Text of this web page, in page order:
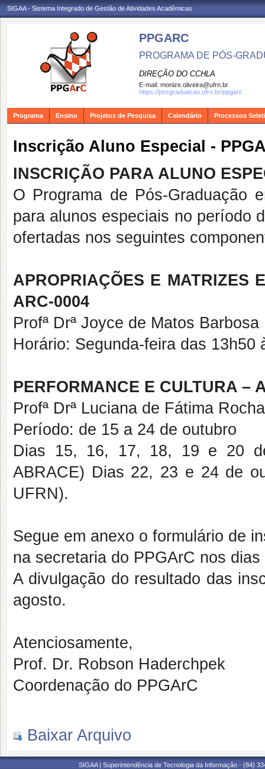
SIGAA - Sistema Integrado de Gestão de Atividades Acadêmicas
PPGARC
PROGRAMA DE PÓS-
DIREÇÃO DO CCHLA
E-mail: monize.oliveira@ufrn.br
https://posgraduacao.ufrn.br/ppgarc
Programa Ensino Projetos de Pesquisa Calendário Processos
Inscrição Aluno Especial -
INSCRIÇÃO PARA ALUNO
O Programa de Pós-Graduação
para alunos especiais no período
ofertadas nos seguintes
APROPRIAÇÕES E MATRIZES
ARC-0004
Profª Drª Joyce de Matos Barbosa
Horário: Segunda-feira das 13h50
PERFORMANCE E CULTURA –
Profª Drª Luciana de Fátima
Período: de 15 a 24 de outubro
Dias 15, 16, 17, 18, 19 e 20
ABRACE) Dias 22, 23 e 24 de
UFRN).
Segue em anexo o formulário de
na secretaria do PPGArC nos
A divulgação do resultado das
agosto.
Atenciosamente,
Prof. Dr. Robson Haderchpek
Coordenação do PPGArC
Baixar Arquivo
SIGAA | Superintendência de Tecnologia da Informação - (84)